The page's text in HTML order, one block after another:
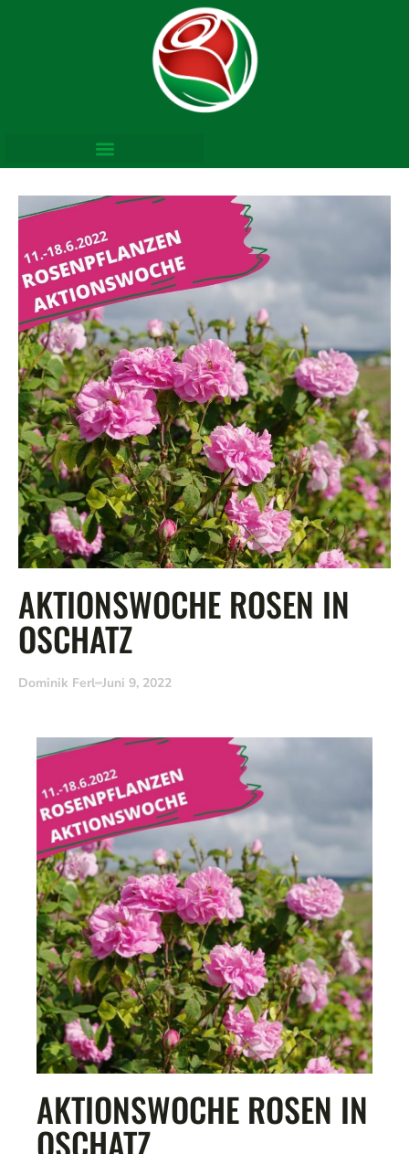
AKTIONSWOCHE ROSEN IN
OSCHATZ
Dominik Ferl Juni 9, 2022
AKTIONSWOCHE ROSEN IN
OSCHATZ